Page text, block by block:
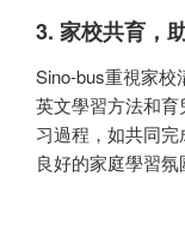
3. 家校共育，
Sino-bus重視家校
英文學習方法和
习過程，如共同
良好的家庭學習氛